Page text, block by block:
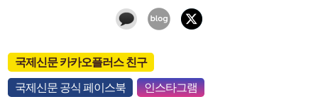
국제신문 카카오플러스 친구
국제신문 공식 페이스북 인스타그램